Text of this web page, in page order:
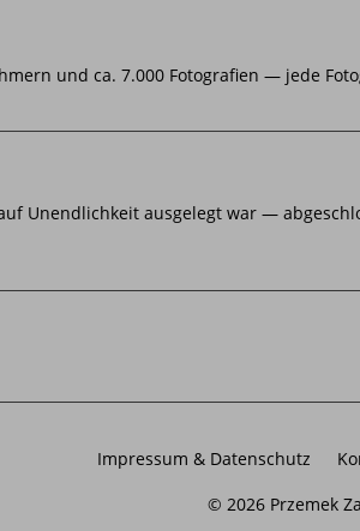
und ca. 7.000 Fotografien — jede
Unendlichkeit ausgelegt war —
Impressum & Datenschutz
© 2026 Przemek